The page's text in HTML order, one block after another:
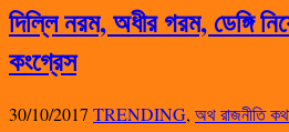
দিল্লি নরম, অধীর গরম, ডেঙ্গি
কংগ্রেস
30/10/2017 TRENDING, অথ রাজনীতি